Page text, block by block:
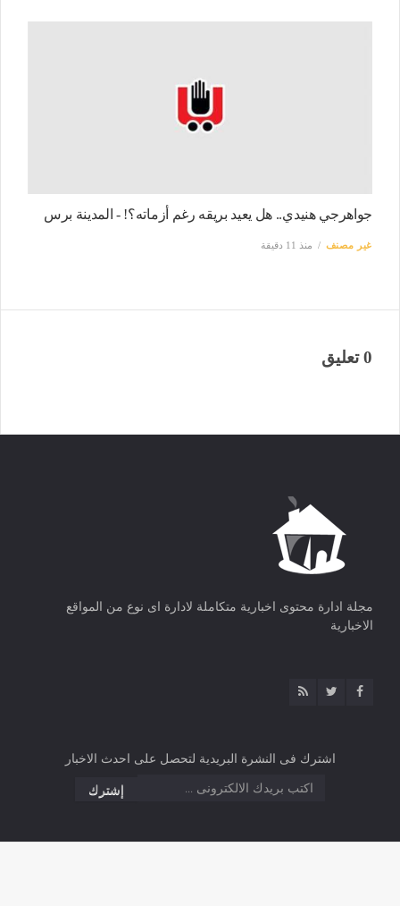
جواهرجي هنيدي.. هل يعيد بريقه رغم أزماته؟! - المدينة برس
غير مصنف منذ 11 دقيقة
0 تعليق
مجلة ادارة محتوى اخبارية متكاملة لادارة اى نوع من المواقع
الاخبارية
اشترك فى النشرة البريدية لتحصل على احدث الاخبار